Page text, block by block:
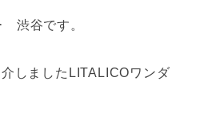
渋谷です。
しましたLITALICOワンダ